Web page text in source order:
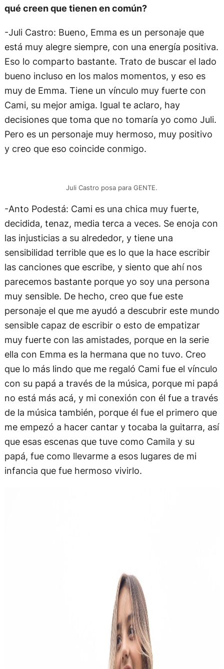
qué creen que tienen en común?
-Juli Castro: Bueno, Emma es un personaje que
está muy alegre siempre, con una energía positiva.
Eso lo comparto bastante. Trato de buscar el lado
bueno incluso en los malos momentos, y eso es
muy de Emma. Tiene un vínculo muy fuerte con
Cami, su mejor amiga. Igual te aclaro, hay
decisiones que toma que no tomaría yo como Juli.
Pero es un personaje muy hermoso, muy positivo
y creo que eso coincide conmigo.
Juli Castro posa para GENTE.
-Anto Podestá: Cami es una chica muy fuerte,
decidida, tenaz, media terca a veces. Se enoja con
las injusticias a su alrededor, y tiene una
sensibilidad terrible que es lo que la hace escribir
las canciones que escribe, y siento que ahí nos
parecemos bastante porque yo soy una persona
muy sensible. De hecho, creo que fue este
personaje el que me ayudó a descubrir este mundo
sensible capaz de escribir o esto de empatizar
muy fuerte con las amistades, porque en la serie
ella con Emma es la hermana que no tuvo. Creo
que lo más lindo que me regaló Cami fue el vínculo
con su papá a través de la música, porque mi papá
no está más acá, y mi conexión con él fue a través
de la música también, porque él fue el primero que
me empezó a hacer cantar y tocaba la guitarra, así
que esas escenas que tuve como Camila y su
papá, fue como llevarme a esos lugares de mi
infancia que fue hermoso vivirlo.